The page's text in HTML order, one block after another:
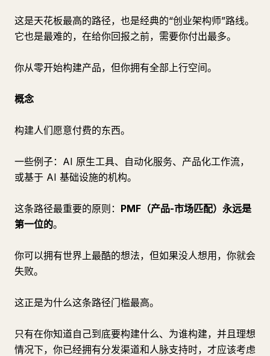
这是天花板最高的路径，也是经典的“创业架构师”路线。
它也是最难的，在给你回报之前，需要你付出最多。
你从零开始构建产品，但你拥有全部上行空间。
概念
构建人们愿意付费的东西。
一些例子：AI 原生工具、自动化服务、产品化工作流，
或基于 AI 基础设施的机构。
这条路径最重要的原则： PMF（产品-市场匹配）永远是
第一位的。
你可以拥有世界上最酷的想法，但如果没人想用，你就会
失败。
这正是为什么这条路径门槛最高。
只有在你知道自己到底要构建什么、为谁构建，并且理想
情况下，你已经拥有分发渠道和人脉支持时，才应该考虑